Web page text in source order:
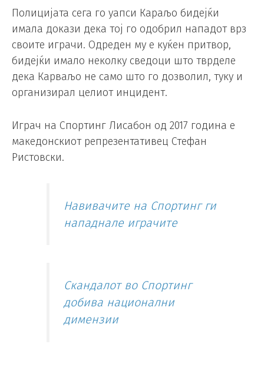
Полицијата сега го уапси Караљо бидејќи
имала докази дека тој го одобрил нападот врз
своите играчи. Одреден му е куќен притвор,
бидејќи имало неколку сведоци што тврделе
дека Карваљо не само што го дозволил, туку и
организирал целиот инцидент.
Играч на Спортинг Лисабон од 2017 година е
македонскиот репрезентативец Стефан
Ристовски.
Навивачите на Спортинг ги
нападнале играчите
Скандалот во Спортинг
добива национални
димензии